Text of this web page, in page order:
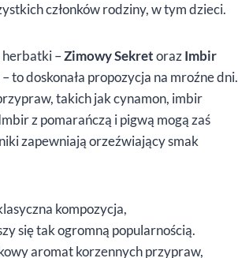
członków rodziny, w tym dzieci.
herbatki –Zimowy SekretorazImbir
to doskonała propozycja na mroźne dni.
takich jak cynamon, imbir
z pomarańczą i pigwą mogą zaś
zapewniają orzeźwiający smak
kompozycja,
się tak ogromną popularnością.
aromat korzennych przypraw,